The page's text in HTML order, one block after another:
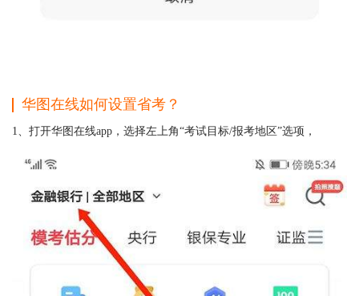
华图在线如何设置省考？
1、打开华图在线app，选择左上角“考试目标/报考地区”选项，